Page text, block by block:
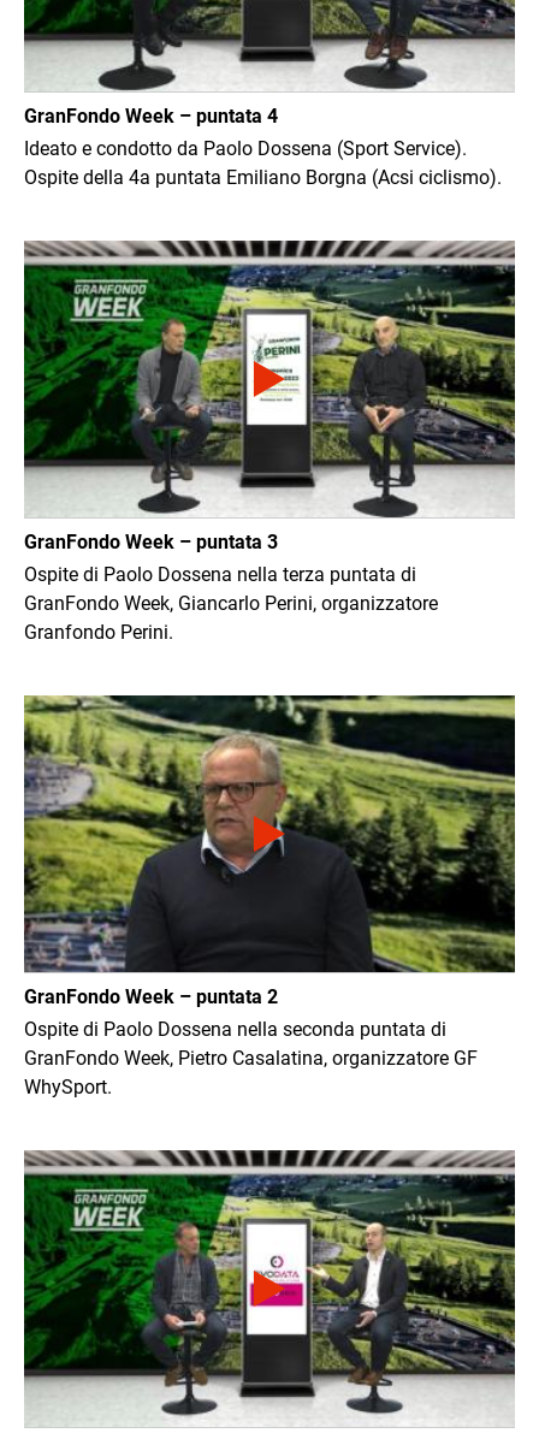
GranFondo Week – puntata 4
Ideato e condotto da Paolo Dossena (Sport Service).
Ospite della 4a puntata Emiliano Borgna (Acsi ciclismo).
Immagine
GranFondo Week – puntata 3
Ospite di Paolo Dossena nella terza puntata di
GranFondo Week, Giancarlo Perini, organizzatore
Granfondo Perini.
Immagine
GranFondo Week – puntata 2
Ospite di Paolo Dossena nella seconda puntata di
GranFondo Week, Pietro Casalatina, organizzatore GF
WhySport.
Immagine